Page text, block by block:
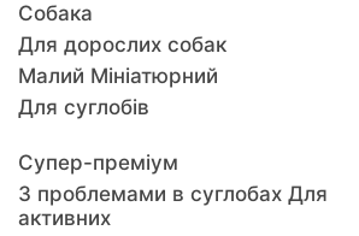
Собака
Для дорослих собак
Малий Мініатюрний
Для суглобів
Супер-преміум
З проблемами в суглобах Для
активних